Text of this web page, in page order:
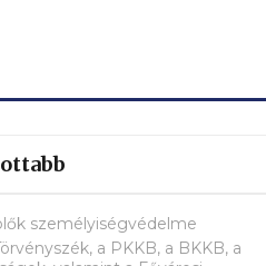
személyiségvédelme
a PKKB, a BKKB, a